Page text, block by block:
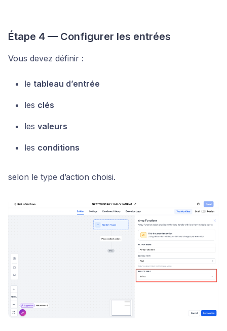
Étape 4 — Configurer les entrées
Vous devez définir :
le tableau d’entrée
les clés
les valeurs
les conditions
selon le type d’action choisi.